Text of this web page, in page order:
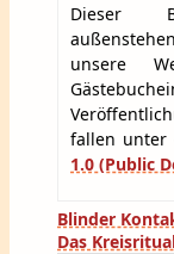
Dieser
unsere
fallen unter
1.0 (Public
Blinder
Das